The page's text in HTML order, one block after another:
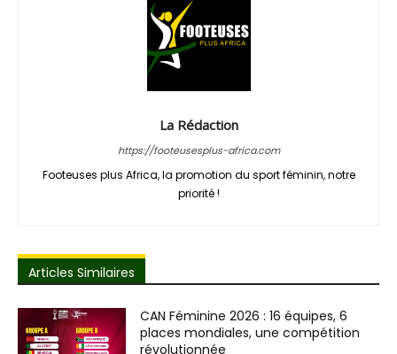
La Rédaction
https://footeusesplus-africa.com
Footeuses plus Africa, la promotion du sport féminin, notre
priorité !
Articles Similaires
CAN Féminine 2026 : 16 équipes, 6
places mondiales, une compétition
révolutionnée